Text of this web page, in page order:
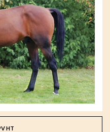
HT